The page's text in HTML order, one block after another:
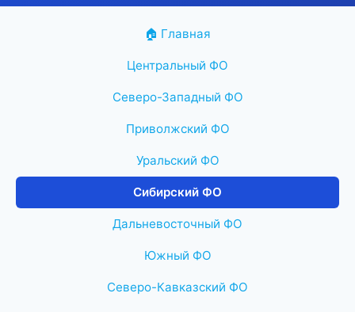
🏠 Главная
Центральный ФО
Северо-Западный ФО
Приволжский ФО
Уральский ФО
Сибирский ФО
Дальневосточный ФО
Южный ФО
Северо-Кавказский ФО